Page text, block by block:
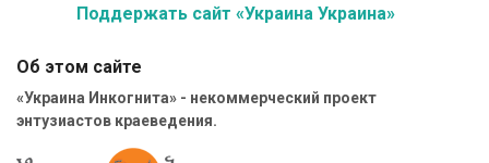
Поддержать сайт «Украина Украина»
Об этом сайте
«Украина Инкогнита» - некоммерческий проект
энтузиастов краеведения.